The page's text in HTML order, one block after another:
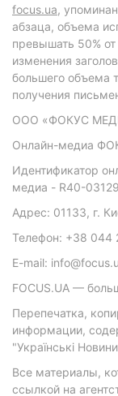
focus.ua,
абзаца, объема
превышать 50%
изменения
большего объема
получения
ООО «ФОКУС
Онлайн-медиа
Идентификатор
медиа - R40-03129
Адрес: 01133, г.
Телефон: +38 044
E-mail:
FOCUS.UA —
Перепечатка,
информации,
"Українські
Все материалы,
ссылкой на